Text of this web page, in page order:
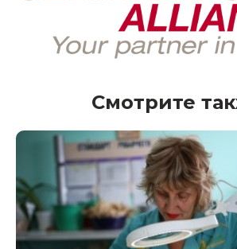
Смотрите